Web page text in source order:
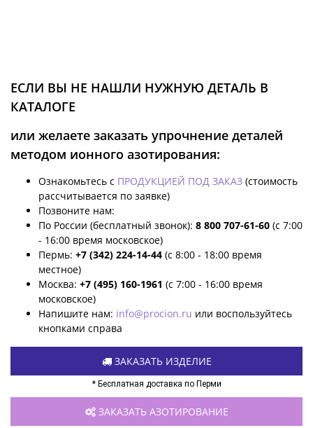
ЕСЛИ ВЫ НЕ НАШЛИ НУЖНУЮ ДЕТАЛЬ В
КАТАЛОГЕ
или желаете заказать упрочнение деталей
методом ионного азотирования:
Ознакомьтесь с ПРОДУКЦИЕЙ ПОД ЗАКАЗ (стоимость
рассчитывается по заявке)
Позвоните нам:
По России (бесплатный звонок): 8 800 707-61-60 (с 7:00
- 16:00 время московское)
Пермь: +7 (342) 224-14-44 (с 8:00 - 18:00 время
местное)
Москва: +7 (495) 160-1961 (с 7:00 - 16:00 время
московское)
Напишите нам: info@procion.ru или воспользуйтесь
кнопками справа
ЗАКАЗАТЬ ИЗДЕЛИЕ
* Бесплатная доставка по Перми
ЗАКАЗАТЬ АЗОТИРОВАНИЕ